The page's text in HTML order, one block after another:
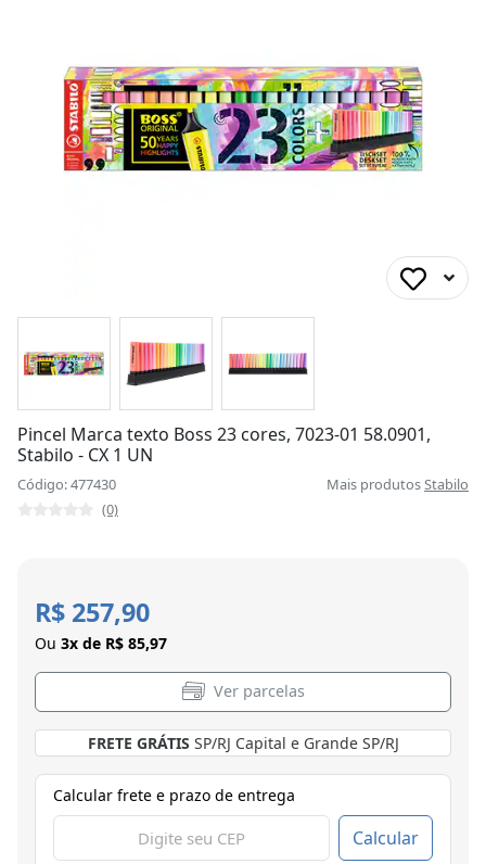
Pincel Marca texto Boss 23 cores, 7023-01 58.0901,
Stabilo - CX 1 UN
Código: 477430 Mais produtosStabilo
(0)
R$ 257,90
Ou 3x de R$ 85,97
Ver parcelas
FRETE GRÁTIS SP/RJ Capital e Grande SP/RJ
Calcular frete e prazo de entrega
Calcular